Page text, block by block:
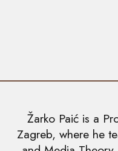
Žarko Paić is a
Zagreb, where he